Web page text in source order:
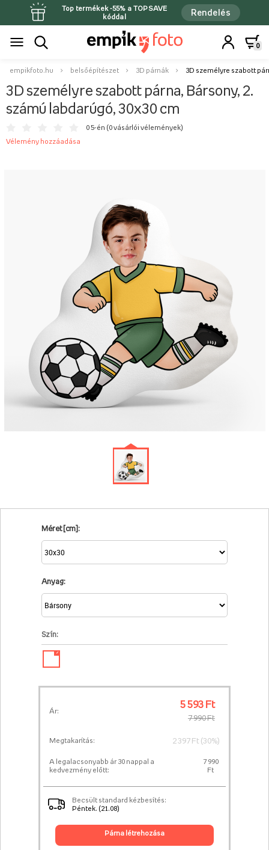
Top termékek -55% a TOPSAVE
kóddal
Rendelés
0
empikfoto.hu belsőépítészet 3D párnák 3D személyre szabott
3D személyre szabott párna, Bársony, 2.
számú labdarúgó, 30x30 cm
0 5-én (0 vásárlói vélemények)
Vélemény hozzáadása
Méret [cm]:
Anyag:
Szín:
✓
Ár:
5 593 Ft
7 990 Ft
Megtakarítás: 2 397 Ft (30%)
A legalacsonyabb ár 30 nappal a
kedvezmény előtt:
7 990
Ft
Becsült standard kézbesítés:
Péntek. (21.08)
párna létrehozása